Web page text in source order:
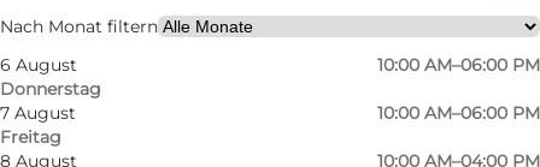
Nach Monat filtern
6 August
Donnerstag
10:00 AM–06:00 PM
7 August
Freitag
10:00 AM–06:00 PM
8 August
10:00 AM–04:00 PM